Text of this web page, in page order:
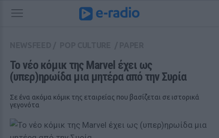
Το νέο κόμικ της Marvel έχει ως
(υπερ)ηρωίδα μια μητέρα από την Συρία
Σε ένα ακόμα κόμικ της εταιρείας που βασίζεται σε ιστορικά
γεγονότα